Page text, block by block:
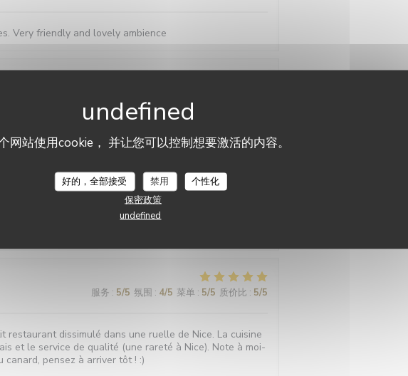
网站使用cookie， 并让您可以控制想要激活的内容。
好的，全部接受 禁用
个性化
保密政策
undefined
Very friendly and lovely ambience
traditionnels variés et riches en goût, un service très
rapport qualité-prix. Nous regrettons le prochain
服务 : 5/5 氛围 : 4/5 菜单 : 5/5 质价比 : 5/5
restaurant dissimulé dans une ruelle de Nice. La cuisine
et le service de qualité (une rareté à Nice). Note à moi-
canard, pensez à arriver tôt ! :)